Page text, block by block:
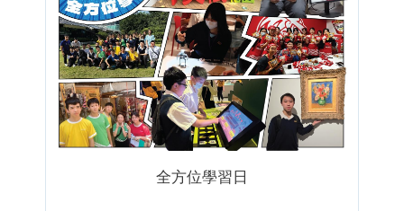
全方位學習日